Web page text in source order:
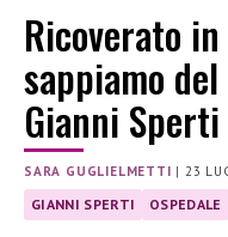
Ricoverato
sappiamo
Gianni Sperti
SARA GUGLIELMETTI | 23
GIANNI SPERTI OSPEDALE